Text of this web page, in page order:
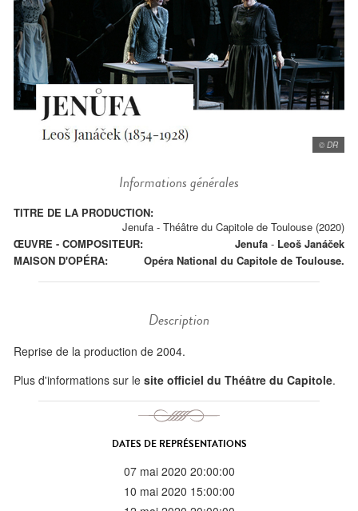
© DR
Informations générales
TITRE DE LA PRODUCTION:
Jenufa - Théâtre du Capitole de Toulouse (2020)
ŒUVRE - COMPOSITEUR:
Jenufa - Leoš Janáček
MAISON D'OPÉRA:
Opéra National du Capitole de Toulouse.
Description
Reprise de la production de 2004.
Plus d'informations sur le site officiel du Théâtre du Capitole.
DATES DE REPRÉSENTATIONS
07 mai 2020 20:00:00
10 mai 2020 15:00:00